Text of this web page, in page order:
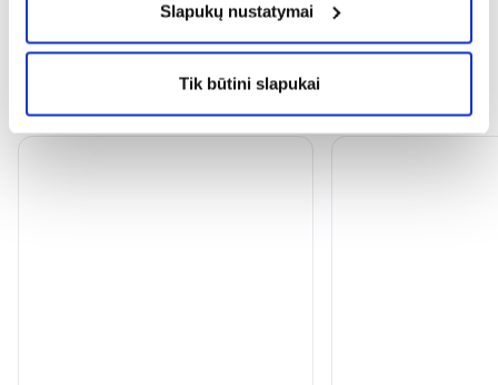
Slapukų nustatymai
Tik būtini slapukai
Dažnai perkama kartu